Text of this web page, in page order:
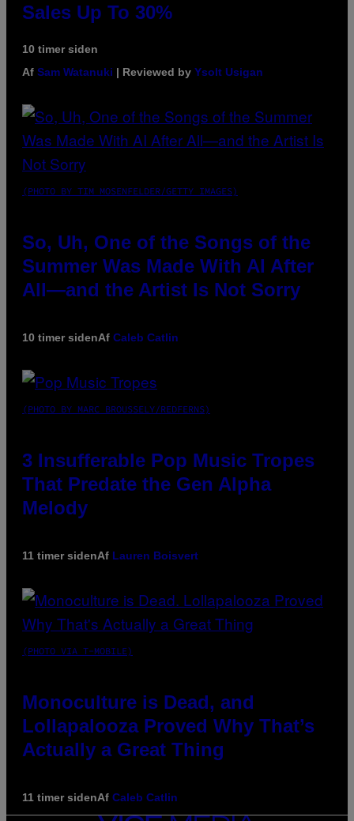
Sales Up To 30%
10 timer siden
Af Sam Watanuki | Reviewed by Ysolt Usigan
(PHOTO BY TIM MOSENFELDER/GETTY IMAGES)
So, Uh, One of the Songs of the
Summer Was Made With AI After
All—and the Artist Is Not Sorry
10 timer sidenAf Caleb Catlin
(PHOTO BY MARC BROUSSELY/REDFERNS)
3 Insufferable Pop Music Tropes
That Predate the Gen Alpha
Melody
11 timer sidenAf Lauren Boisvert
(PHOTO VIA T-MOBILE)
Monoculture is Dead, and
Lollapalooza Proved Why That’s
Actually a Great Thing
11 timer sidenAf Caleb Catlin